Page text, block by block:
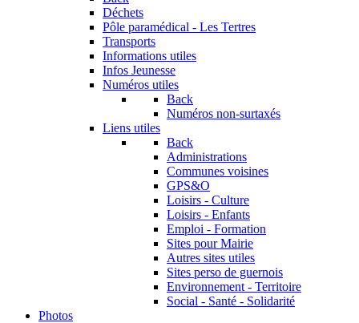
Déchets
Pôle paramédical - Les Tertres
Transports
Informations utiles
Infos Jeunesse
Numéros utiles
Back
Numéros non-surtaxés
Liens utiles
Back
Administrations
Communes voisines
GPS&O
Loisirs - Culture
Loisirs - Enfants
Emploi - Formation
Sites pour Mairie
Autres sites utiles
Sites perso de guernois
Environnement - Territoire
Social - Santé - Solidarité
Photos